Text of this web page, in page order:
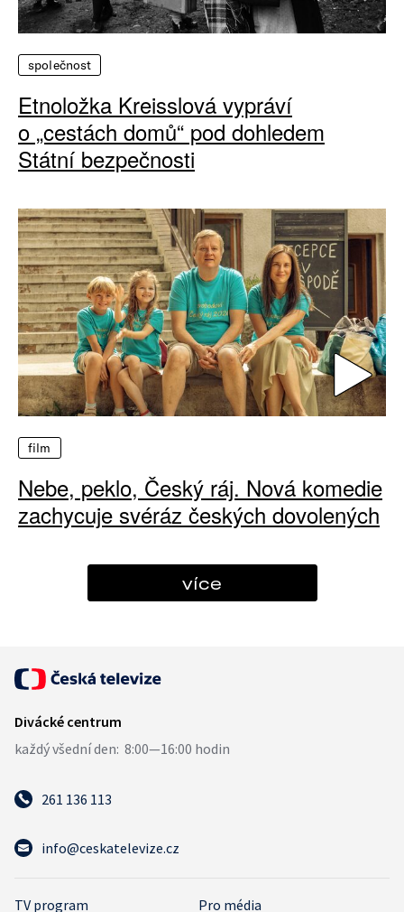
společnost
Etnoložka Kreisslová vypráví
o „cestách domů“ pod dohledem
Státní bezpečnosti
film
Nebe, peklo, Český ráj. Nová komedie
zachycuje svéráz českých dovolených
více
261 136 113
info@ceskatelevize.cz
TV program Pro média